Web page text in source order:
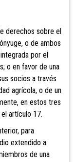
derechos sobre el
o de ambos
por el
o en favor de una
socios a través
agrícola, o de un
en estos tres
artículo 17.
, para
extendido a
de una